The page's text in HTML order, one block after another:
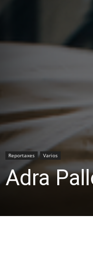
Reportaxes Varios
Adra